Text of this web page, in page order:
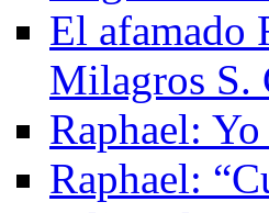
El afamado
Milagros S.
Raphael:
Raphael: